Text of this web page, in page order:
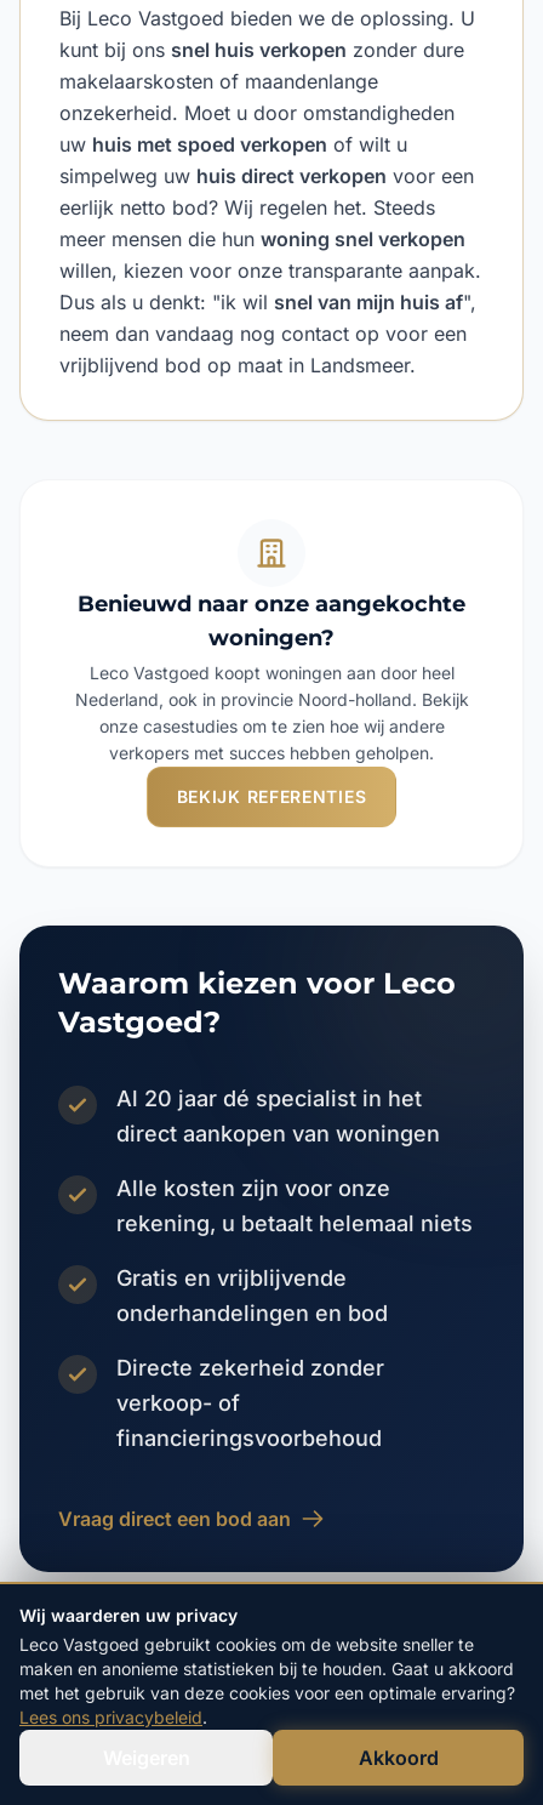
Bij Leco Vastgoed bieden we de oplossing. U
kunt bij ons snel huis verkopen zonder dure
makelaarskosten of maandenlange
onzekerheid. Moet u door omstandigheden
uw huis met spoed verkopen of wilt u
simpelweg uw huis direct verkopen voor een
eerlijk netto bod? Wij regelen het. Steeds
meer mensen die hun woning snel verkopen
willen, kiezen voor onze transparante aanpak.
Dus als u denkt: "ik wil snel van mijn huis af",
neem dan vandaag nog contact op voor een
vrijblijvend bod op maat in Landsmeer.
Benieuwd naar onze aangekochte
woningen?
Leco Vastgoed koopt woningen aan door heel
Nederland, ook in provincie Noord-holland. Bekijk
onze casestudies om te zien hoe wij andere
verkopers met succes hebben geholpen.
BEKIJK REFERENTIES
Waarom kiezen voor Leco
Vastgoed?
Al 20 jaar dé specialist in het
direct aankopen van woningen
Alle kosten zijn voor onze
rekening, u betaalt helemaal niets
Gratis en vrijblijvende
onderhandelingen en bod
Directe zekerheid zonder
verkoop- of
financieringsvoorbehoud
Vraag direct een bod aan
VORIGE WOONPLAATS
Bel Ons Direct
Wij waarderen uw privacy
Leco Vastgoed gebruikt cookies om de website sneller te
maken en anonieme statistieken bij te houden. Gaat u akkoord
met het gebruik van deze cookies voor een optimale ervaring?
Lees ons privacybeleid.
Akkoord